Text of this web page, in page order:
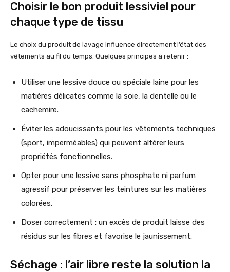
Choisir le bon produit lessiviel pour
chaque type de tissu
Le choix du produit de lavage influence directement l’état des
vêtements au fil du temps. Quelques principes à retenir :
Utiliser une lessive douce ou spéciale laine pour les
matières délicates comme la soie, la dentelle ou le
cachemire.
Éviter les adoucissants pour les vêtements techniques
(sport, imperméables) qui peuvent altérer leurs
propriétés fonctionnelles.
Opter pour une lessive sans phosphate ni parfum
agressif pour préserver les teintures sur les matières
colorées.
Doser correctement : un excès de produit laisse des
résidus sur les fibres et favorise le jaunissement.
Séchage : l’air libre reste la solution la